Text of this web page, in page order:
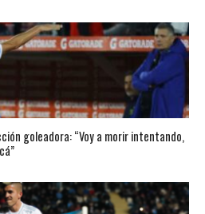
goleadora: “Voy a morir intentando,